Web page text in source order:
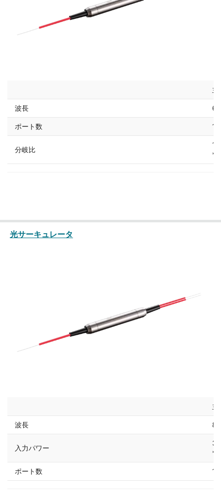
主
波長
ポート数
分岐比
*
光サーキュレータ
主
波長
入力パワー
*
ポート数